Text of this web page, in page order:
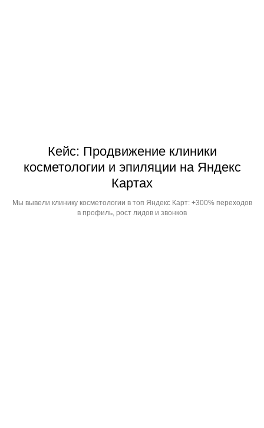
Кейс: Продвижение клиники
косметологии и эпиляции на Яндекс
Картах
Мы вывели клинику косметологии в топ Яндекс Карт: +300% переходов
в профиль, рост лидов и звонков